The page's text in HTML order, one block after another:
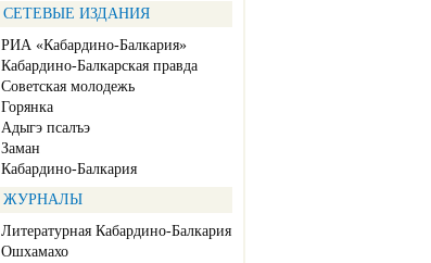
СЕТЕВЫЕ ИЗДАНИЯ
РИА «Кабардино-Балкария»
Кабардино-Балкарская правда
Советская молодежь
Горянка
Адыгэ псалъэ
Заман
Кабардино-Балкария
ЖУРНАЛЫ
Литературная Кабардино-Балкария
Ошхамахо